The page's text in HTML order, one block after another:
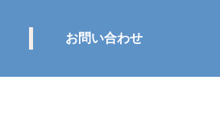
お問い合わせ